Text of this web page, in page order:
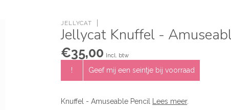
JELLYCAT
Jellycat Knuffel -
€35,00 Incl. btw
! Geef mij een seintje bij voorraad
Knuffel - Amuseable Pencil Lees meer.